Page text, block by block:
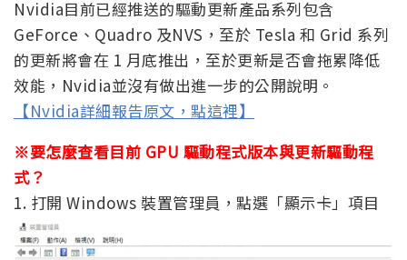
Nvidia目前已經推送的驅動更新產品系列包含
GeForce、Quadro 及NVS，至於 Tesla 和 Grid 系列
的更新將會在 1 月底推出，至於更新是否會拖累降低
效能，Nvidia並沒有做出進一步的公開說明。
【Nvidia詳細報告原文，點這裡】
※要怎麼查看目前 GPU 驅動程式版本與更新驅動程
式？
1. 打開 Windows 裝置管理員，點選「顯示卡」項目